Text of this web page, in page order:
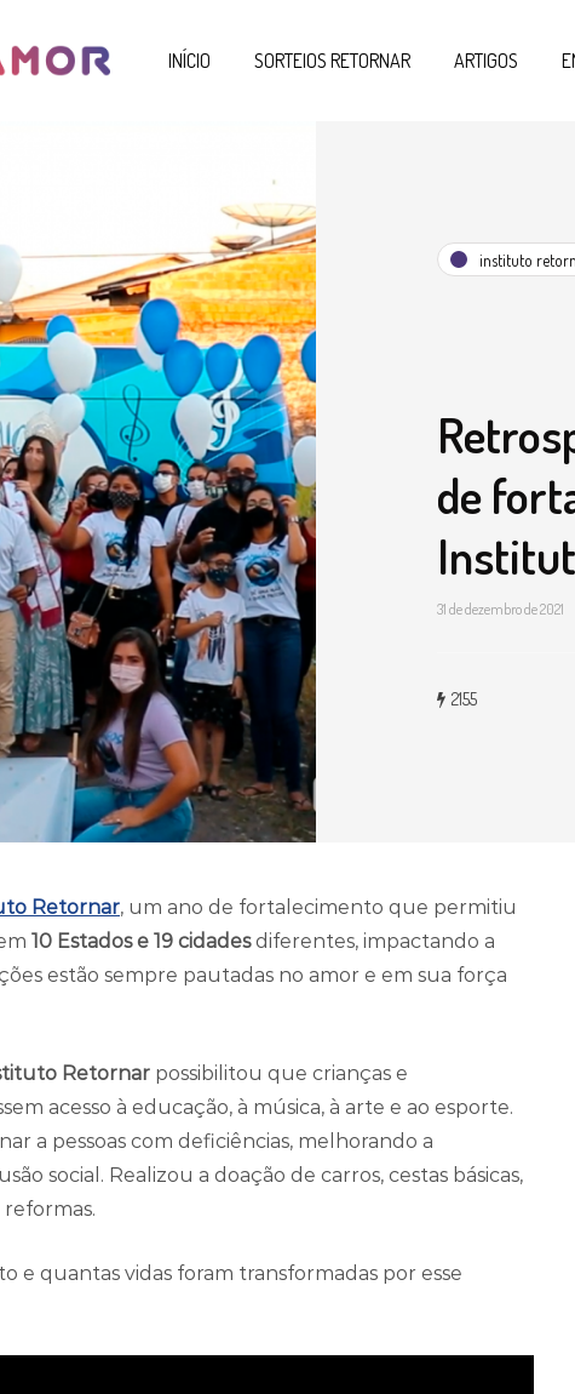
INÍCIO SORTEIOS RETORNAR ARTIGOS
instituto
de
31 de dezembro de 2021
2155
Retornar, um ano de fortalecimento que permitiu
10 Estados e 19 cidadesdiferentes, impactando a
estão sempre pautadas no amor e em sua força
Retornar possibilitou que crianças e
acesso à educação, à música, à arte e ao esporte.
a pessoas com deficiências, melhorando a
social. Realizou a doação de carros, cestas básicas,
e quantas vidas foram transformadas por esse